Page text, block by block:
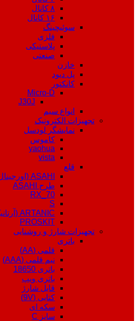
۸ کانال
۱۶ کانال
سوئیچینگ
فلزی
پلاستیکی
صنعتی
خازن
پل دیود
کانکتور
Micro-D
J30J
انواع سیم
تجهیزات الکترونیک
نمایشگر لودسل
کاموس
yaohua
vista
قلع
ASAHI (اورجینال)
طرح ASAHI
RX_70
S
ARTANIC (آرتانیک)
PROSKIT
تجهیزات شارژ و روشنایی
باتری
قلمی (AA)
نیم قلمی (AAA)
باتری 18650
باتری ویپ
قابل شارژ
کتابی (9V)
سکه ای
سایز C